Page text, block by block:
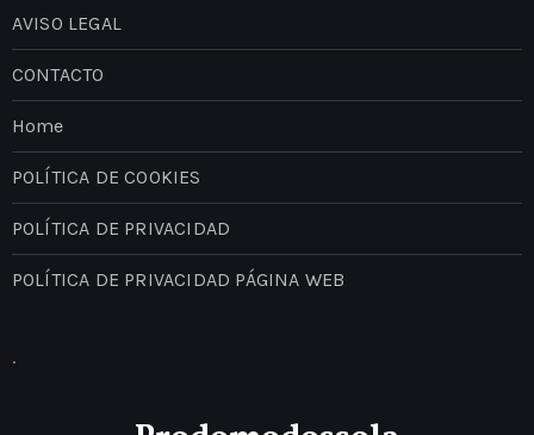
AVISO LEGAL
CONTACTO
Home
POLÍTICA DE COOKIES
POLÍTICA DE PRIVACIDAD
POLÍTICA DE PRIVACIDAD PÁGINA WEB
.